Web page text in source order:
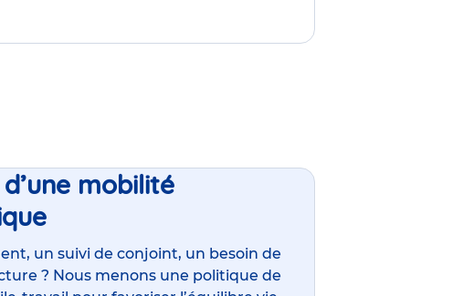
mobilité
un suivi de conjoint, un besoin de
? Nous menons une politique de